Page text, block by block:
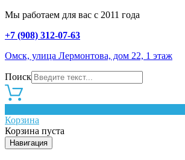
Мы работаем для вас с 2011 года
+7 (908) 312-07-63
Омск, улица Лермонтова, дом 22, 1 этаж
Поиск
Корзина
Корзина пуста
Навигация